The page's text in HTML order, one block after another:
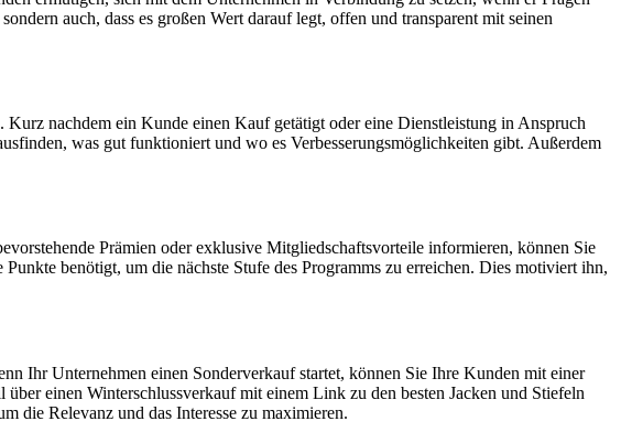
auch, dass es großen Wert darauf legt, offen und transparent mit seinen
nachdem ein Kunde einen Kauf getätigt oder eine Dienstleistung in Anspruch
was gut funktioniert und wo es Verbesserungsmöglichkeiten gibt. Außerdem
Prämien oder exklusive Mitgliedschaftsvorteile informieren, können Sie
benötigt, um die nächste Stufe des Programms zu erreichen. Dies motiviert ihn,
Ihr Unternehmen einen Sonderverkauf startet, können Sie Ihre Kunden mit einer
einen Winterschlussverkauf mit einem Link zu den besten Jacken und Stiefeln
die Relevanz und das Interesse zu maximieren.